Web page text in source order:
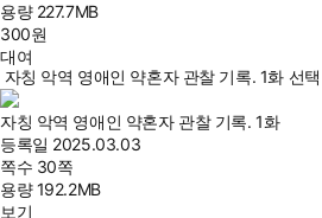
용량 227.7MB
300원
대여
자칭 악역 영애인 약혼자 관찰 기록. 1화 선택
자칭 악역 영애인 약혼자 관찰 기록. 1화
등록일 2025.03.03
쪽수 30쪽
용량192.2MB
보기